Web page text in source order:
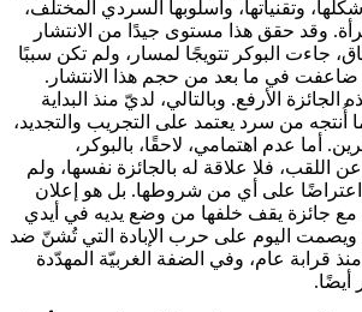
وتقنياتها، وأسلوبها السردي المختلف،
وقد حقق هذا مستوى جيدًا من الانتشار
جاءت البوكر تتويجًا لمسار، ولم تكن سببًا
ضاعفت في ما بعد من حجم هذا الانتشار.
الجائزة الأرفع. وبالتالي، لديّ منذ البداية
أُنتجه من سرد يعتمد على التجريب والتجديد،
أما عدم اهتمامي، لاحقًا، بالبوكر،
اللقب، فلا علاقة له بالجائزة نفسها، ولم
اعتراضًا على أي من شروطها. بل هو إعلان
جائزة يقف خلفها من وضع يديه في أيدي
ويصمت اليوم على حرب الإبادة التي تُشنّ ضد
قرابة عام، وفي الضفة الغربيّة المهدّدة
أيضًا.